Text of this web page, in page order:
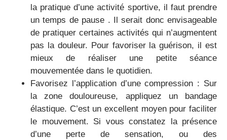
la pratique d’une activité sportive, il faut prendre
un temps de pause . Il serait donc envisageable
de pratiquer certaines activités qui n’augmentent
pas la douleur. Pour favoriser la guérison, il est
mieux de réaliser une petite séance
mouvementée dans le quotidien.
Favorisez l’application d’une compression : Sur
la zone douloureuse, appliquez un bandage
élastique. C’est un excellent moyen pour faciliter
le mouvement. Si vous constatez la présence
d’une perte de sensation, ou des